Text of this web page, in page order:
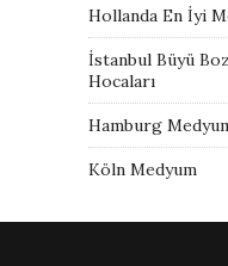
Hollanda En İyi
İstanbul Büyü
Hocaları
Hamburg
Köln Medyum